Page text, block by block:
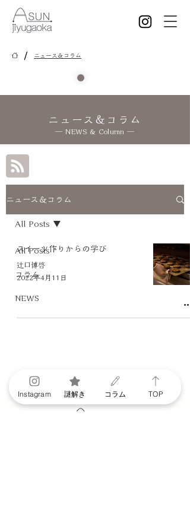
/ ニュース＆コラム
ニュース＆コラム
― NEWS & Column ―
ニュース＆コラム
All Posts
コラム
NEWS
All Posts
スイーツ作りからの学び
辻口博啓
2022年4月11日
Instagram 謎解き コラム TOP